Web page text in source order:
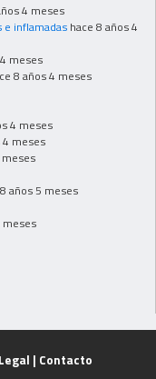
4 meses
e inflamadas hace 8 años 4
meses
8 años 4 meses
4 meses
4 meses
años 5 meses
meses
| Contacto